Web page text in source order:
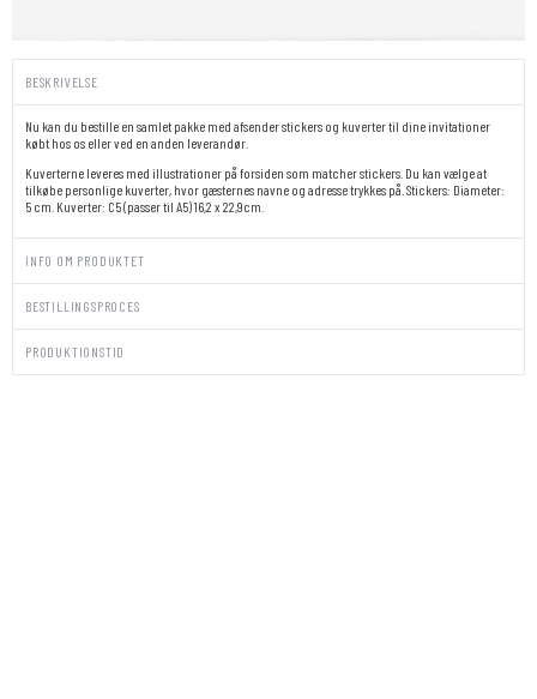
BESKRIVELSE
Nu kan du bestille en samlet pakke med afsender stickers og kuverter til dine invitationer
købt hos os eller ved en anden leverandør.
Kuverterne leveres med illustrationer på forsiden som matcher stickers. Du kan vælge at
tilkøbe personlige kuverter, hvor gæsternes navne og adresse trykkes på. Stickers: Diameter:
5 cm. Kuverter: C5 (passer til A5) 16,2 x 22,9cm.
INFO OM PRODUKTET
BESTILLINGSPROCES
PRODUKTIONSTID